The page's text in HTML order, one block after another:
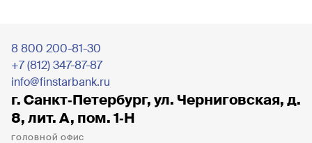
8 800 200-81-30
+7 (812) 347-87-87
info@finstarbank.ru
г. Санкт‐Петербург, ул. Черниговская, д.
8, лит. А, пом. 1‐Н
ГОЛОВНОЙ ОФИС